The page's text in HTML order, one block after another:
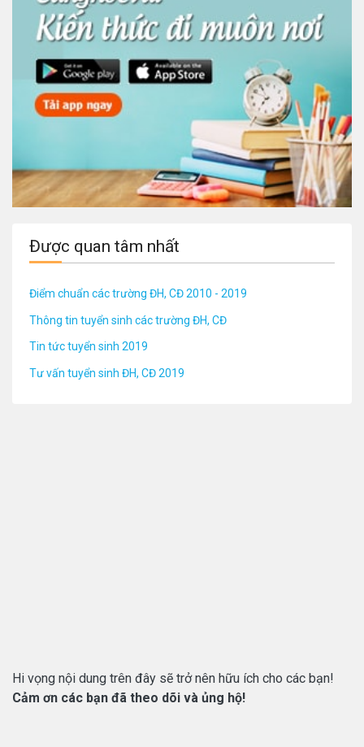
Được quan tâm nhất
Điểm chuẩn các trường ĐH, CĐ 2010 - 2019
Thông tin tuyển sinh các trường ĐH, CĐ
Tin tức tuyển sinh 2019
Tư vấn tuyển sinh ĐH, CĐ 2019
Hi vọng nội dung trên đây sẽ trở nên hữu ích cho các bạn!
Cảm ơn các bạn đã theo dõi và ủng hộ!